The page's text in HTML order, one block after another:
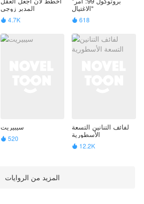
المدبر زوجي
 4.7K
الاغتيال"
 618
سيبيريت
 520
لفائف التنانين التسعة
الأسطورية
 12.2K
المزيد من الروايات